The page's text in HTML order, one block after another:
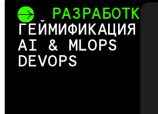
РАЗРАБОТКА
ГЕЙМИФИКАЦИЯ
AI & MLOPS
DEVOPS